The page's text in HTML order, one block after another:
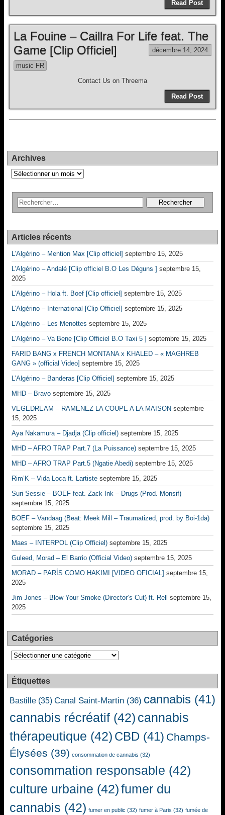
Read Post
La Fouine – Caillra For Life feat. The
Game [Clip Officiel]
décembre 14, 2024
music FR
Contact Us on Threema
Read Post
Archives
Archives
Articles récents
L’Algérino – Mention Max [Clip officiel] septembre 15, 2025
L’Algérino – Andalé [Clip officiel B.O Les Déguns ] septembre 15,
2025
L’Algérino – Hola ft. Boef [Clip officiel] septembre 15, 2025
L’Algérino – International [Clip Officiel] septembre 15, 2025
L’Algérino – Les Menottes septembre 15, 2025
L’Algérino – Va Bene [Clip Officiel B.O Taxi 5 ] septembre 15, 2025
FARID BANG x FRENCH MONTANA x KHALED – « MAGHREB
GANG » (official Video] septembre 15, 2025
L’Algérino – Banderas [Clip Officiel] septembre 15, 2025
MHD – Bravo septembre 15, 2025
VEGEDREAM – RAMENEZ LA COUPE A LA MAISON septembre
15, 2025
Aya Nakamura – Djadja (Clip officiel) septembre 15, 2025
MHD – AFRO TRAP Part.7 (La Puissance) septembre 15, 2025
MHD – AFRO TRAP Part.5 (Ngatie Abedi) septembre 15, 2025
Rim’K – Vida Loca ft. Lartiste septembre 15, 2025
Suri Sessie – BOEF feat. Zack Ink – Drugs (Prod. Monsif)
septembre 15, 2025
BOEF – Vandaag (Beat: Meek Mill – Traumatized, prod. by Boi-1da)
septembre 15, 2025
Maes – INTERPOL (Clip Officiel) septembre 15, 2025
Guleed, Morad – El Barrio (Official Video) septembre 15, 2025
MORAD – PARÍS COMO HAKIMI [VIDEO OFICIAL] septembre 15,
2025
Jim Jones – Blow Your Smoke (Director’s Cut) ft. Rell
septembre 15,
2025
Catégories
Catégories
Étiquettes
Bastille (35) Canal Saint-Martin (36) cannabis (41)
cannabis récréatif (42) cannabis
thérapeutique (42) CBD (41) Champs-
Élysées (39) consommation de cannabis (32)
consommation responsable (42)
culture urbaine (42)fumer du
cannabis (42) fumer en public (32) fumer à Paris (32) fumée de